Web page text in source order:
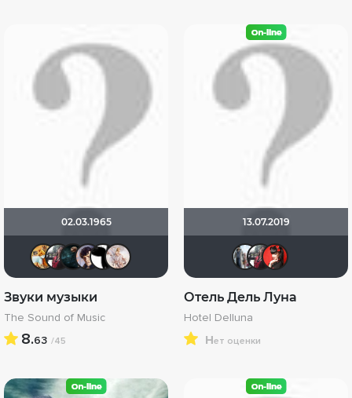
02.03.1965
Tiger_irk
id98134731Alex Smith 21
Звуки музыки
The Sound of Music
8.63 /45
13.07.2019
Отель Дель Луна
Hotel Delluna
нет оценки